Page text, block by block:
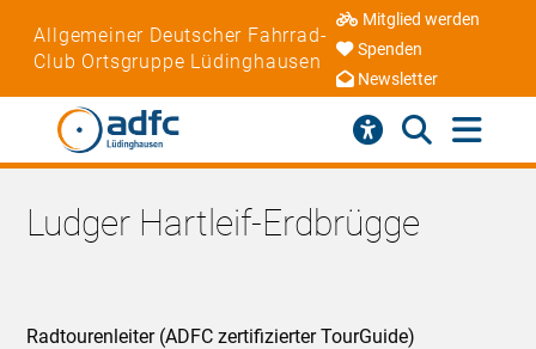
Allgemeiner Deutscher Fahrrad-
Club Ortsgruppe Lüdinghausen
Mitglied werden
Spenden
Newsletter
Ludger Hartleif-Erdbrügge
Radtourenleiter (ADFC zertifizierter TourGuide)